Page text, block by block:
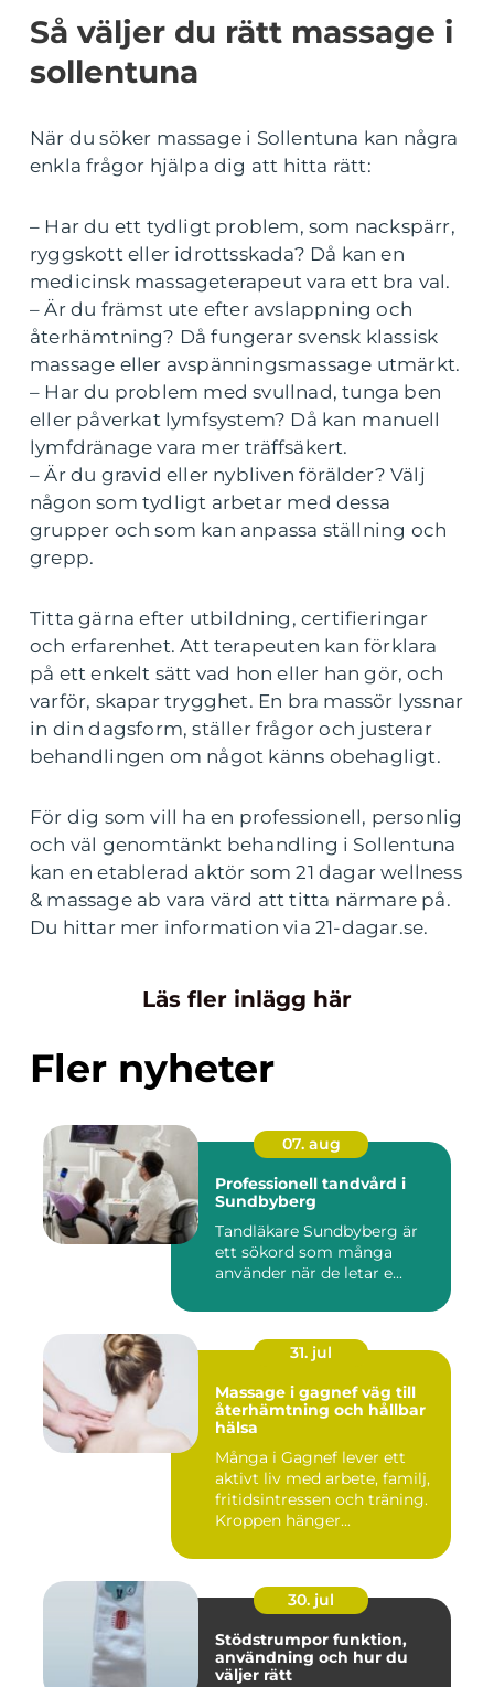
Så väljer du rätt massage i
sollentuna
När du söker massage i Sollentuna kan några
enkla frågor hjälpa dig att hitta rätt:
– Har du ett tydligt problem, som nackspärr,
ryggskott eller idrottsskada? Då kan en
medicinsk massageterapeut vara ett bra val.
– Är du främst ute efter avslappning och
återhämtning? Då fungerar svensk klassisk
massage eller avspänningsmassage utmärkt.
– Har du problem med svullnad, tunga ben
eller påverkat lymfsystem? Då kan manuell
lymfdränage vara mer träffsäkert.
– Är du gravid eller nybliven förälder? Välj
någon som tydligt arbetar med dessa
grupper och som kan anpassa ställning och
grepp.
Titta gärna efter utbildning, certifieringar
och erfarenhet. Att terapeuten kan förklara
på ett enkelt sätt vad hon eller han gör, och
varför, skapar trygghet. En bra massör lyssnar
in din dagsform, ställer frågor och justerar
behandlingen om något känns obehagligt.
För dig som vill ha en professionell, personlig
och väl genomtänkt behandling i Sollentuna
kan en etablerad aktör som 21 dagar wellness
& massage ab vara värd att titta närmare på.
Du hittar mer information via 21-dagar.se.
Läs fler inlägg här
Fler nyheter
07. aug
Professionell tandvård i
Sundbyberg
Tandläkare Sundbyberg är
ett sökord som många
använder när de letar e...
31. jul
Massage i gagnef väg till
återhämtning och hållbar
hälsa
Många i Gagnef lever ett
aktivt liv med arbete, familj,
fritidsintressen och träning.
Kroppen hänger...
30. jul
Stödstrumpor funktion,
användning och hur du
väljer rätt